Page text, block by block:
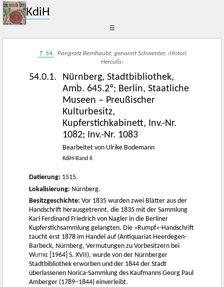
KdiH
☰
↑ 54. Pangratz Bernhaubt, genannt Schwenter, ›Histori
Herculis‹
54.0.1.
Nürnberg, Stadtbibliothek,
Amb. 645.2º; Berlin, Staatliche
Museen – Preußischer
Kulturbesitz,
Kupferstichkabinett, Inv.-Nr.
1082; Inv.-Nr. 1083
Bearbeitet von Ulrike Bodemann
KdiH-Band 6
Datierung: 1515.
Lokalisierung: Nürnberg.
Besitzgeschichte: Vor 1835 wurden zwei Blätter aus der
Handschrift herausgetrennt, die 1835 mit der Sammlung
Karl Ferdinand Friedrich von Nagler in die Berliner
Kupferstichsammlung gelangten. Die »Rumpf«-Handschrift
taucht erst 1878 im Handel auf (Antiquariat Heerdegen-
Barbeck, Nürnberg, Vermutungen zu Vorbesitzern bei
Wuttke [1964] S. XVII), wurde von der Nürnberger
Stadtbibliothek erworben und der 1844 der Stadt
überlassenen Norica-Sammlung des Kaufmanns Georg Paul
Amberger (1789−1844) einverleibt.